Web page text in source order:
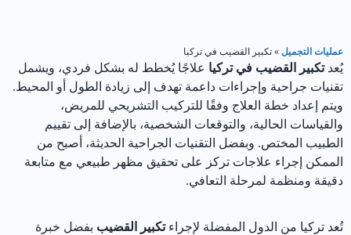
عمليات التجميل » تكبير القضيب في تركيا
يُعدتكبير القضيب في تركيا علاجًا يُخطط له بشكل فردي، ويشمل
تقنيات جراحية وإجراءات داعمة تهدف إلى زيادة الطول أو المحيط.
ويتم إعداد خطة العلاج وفقًا للتركيب التشريحي للمريض،
والقياسات الحالية، والتوقعات الشخصية، بالإضافة إلى تقييم
الطبيب المختص. وبفضل التقنيات الجراحية الحديثة، أصبح من
الممكن إجراء علاجات تركز على تحقيق مظهر طبيعي مع متابعة
دقيقة ومنظمة لمرحلة التعافي.
تُعد تركيا من الدول المفضلة لإجراءتكبير القضيب بفضل خبرة